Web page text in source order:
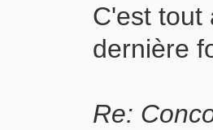
C'est tout
dernière
Re: